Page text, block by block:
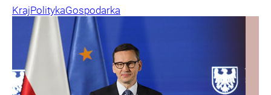
KrajPolitykaGospodarka